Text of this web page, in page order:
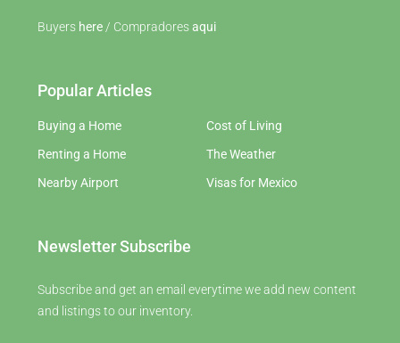
Buyers here/ Compradoresaqui
Popular Articles
Buying a Home
Renting a Home
Nearby Airport
Cost of Living
The Weather
Visas for Mexico
Newsletter Subscribe
Subscribe and get an email everytime we add new content
and listings to our inventory.